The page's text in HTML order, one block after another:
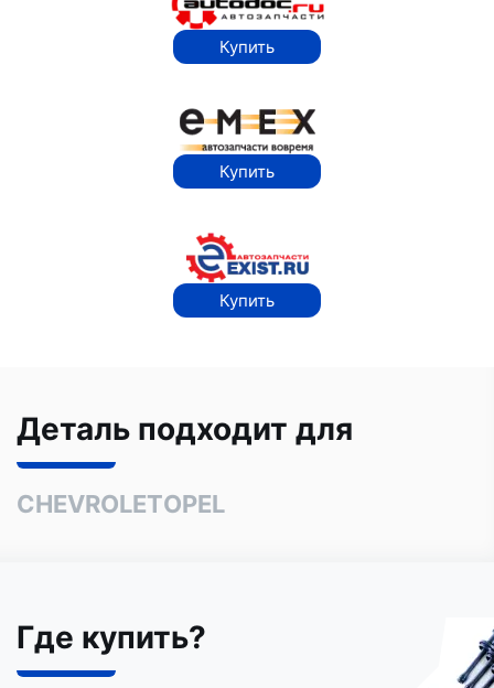
Купить
Купить
Купить
Деталь подходит для
CHEVROLETOPEL
Где купить?